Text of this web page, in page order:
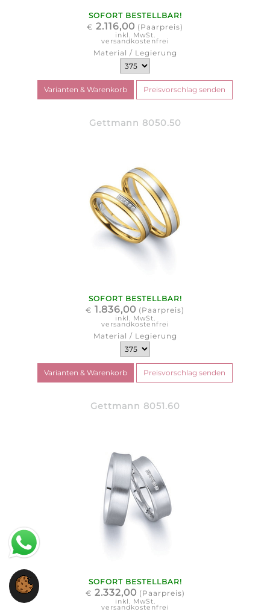
SOFORT BESTELLBAR!
€ 2.116,00 (Paarpreis)
inkl. MwSt.
versandkostenfrei
Material / Legierung
Gettmann 8050.50
SOFORT BESTELLBAR!
€ 1.836,00 (Paarpreis)
inkl. MwSt.
versandkostenfrei
Material / Legierung
Gettmann 8051.60
SOFORT BESTELLBAR!
€ 2.332,00 (Paarpreis)
inkl. MwSt.
versandkostenfrei